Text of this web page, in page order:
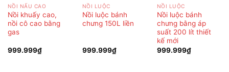
NỒI NẤU CAO
Nồi khuấy cao,
nồi cô cao bằng
gas
999.999₫
NỒI LUỘC
Nồi luộc bánh
chưng 150L liền
999.999₫
NỒI LUỘC
Nồi luộc bánh
chưng bằng áp
suất 200 lít thiết
kế mới
999.999₫